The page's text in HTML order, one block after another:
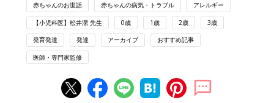
吐いたとき 吐いたときにやってはいけないこと
赤ちゃんが吐いた原因と気をつけること
赤ちゃんは胃の機能が未発達なためによく吐きます
赤ちゃんのお世話 赤ちゃんの病気・トラブル アレルギー
【小児科医】松井潔 先生 0歳 1歳 2歳 3歳
発育発達 発達 アーカイブ おすすめ記事
医師・専門家監修